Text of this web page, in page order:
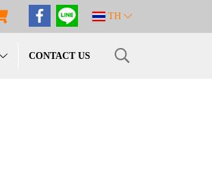
TH
CONTACT US